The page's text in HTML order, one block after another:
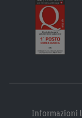
Informazioni